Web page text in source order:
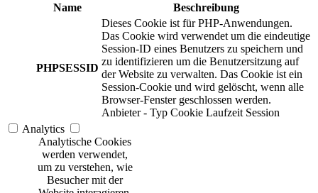
Name
Beschreibung
PHPSESSID
Dieses Cookie ist für PHP-Anwendungen.
Das Cookie wird verwendet um die eindeutige
Session-ID eines Benutzers zu speichern und
zu identifizieren um die Benutzersitzung auf
der Website zu verwalten. Das Cookie ist ein
Session-Cookie und wird gelöscht, wenn alle
Browser-Fenster geschlossen werden.
Anbieter - Typ Cookie Laufzeit Session
Analytics
Analytische Cookies
werden verwendet,
um zu verstehen, wie
Besucher mit der